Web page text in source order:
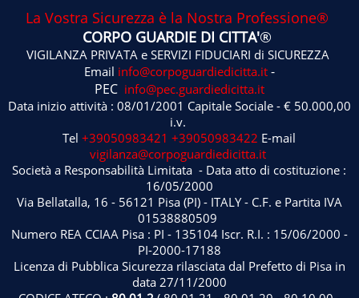
La Vostra Sicurezza è la Nostra Professione®
CORPO GUARDIE DI CITTA'®
VIGILANZA PRIVATA e SERVIZI FIDUCIARI di SICUREZZA
Email info@corpoguardiedicitta.it-
PEC info@pec.guardiedicitta.it
Data inizio attività : 08/01/2001 Capitale Sociale - € 50.000,00
i.v.
Tel+39050983421 +39050983422 E-mail
vigilanza@corpoguardiedicitta.it
Società a Responsabilità Limitata - Data atto di costituzione :
16/05/2000
Via Bellatalla, 16 - 56121 Pisa (PI) - ITALY - C.F. e Partita IVA
01538880509
Numero REA CCIAA Pisa : PI - 135104 Iscr. R.I. : 15/06/2000 -
PI-2000-17188
Licenza di Pubblica Sicurezza rilasciata dal Prefetto di Pisa in
data 27/11/2000